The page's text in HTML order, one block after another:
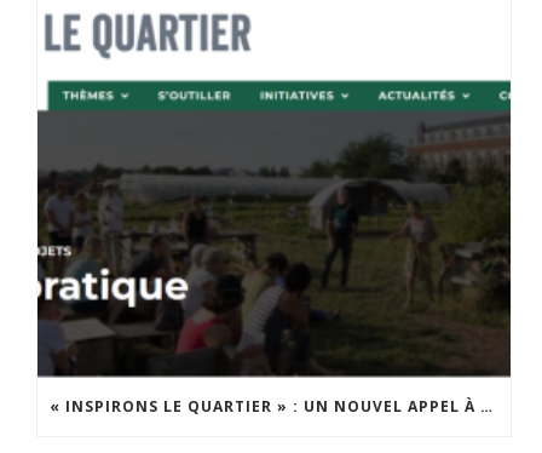
« INSPIRONS LE QUARTIER » : UN NOUVEL APPEL À PROJETS EST LANCÉ !